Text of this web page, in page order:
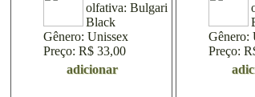
olfativa: Bulgari
Black
Gênero: Unissex
Preço: R$ 33,00
adicionar
Gênero:
Preço: